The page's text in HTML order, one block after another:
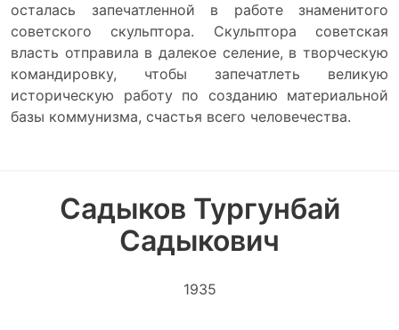
осталась запечатленной в работе знаменитого
советского скульптора. Скульптора советская
власть отправила в далекое селение, в творческую
командировку, чтобы запечатлеть великую
историческую работу по созданию материальной
базы коммунизма, счастья всего человечества.
Садыков Тургунбай
Садыкович
1935